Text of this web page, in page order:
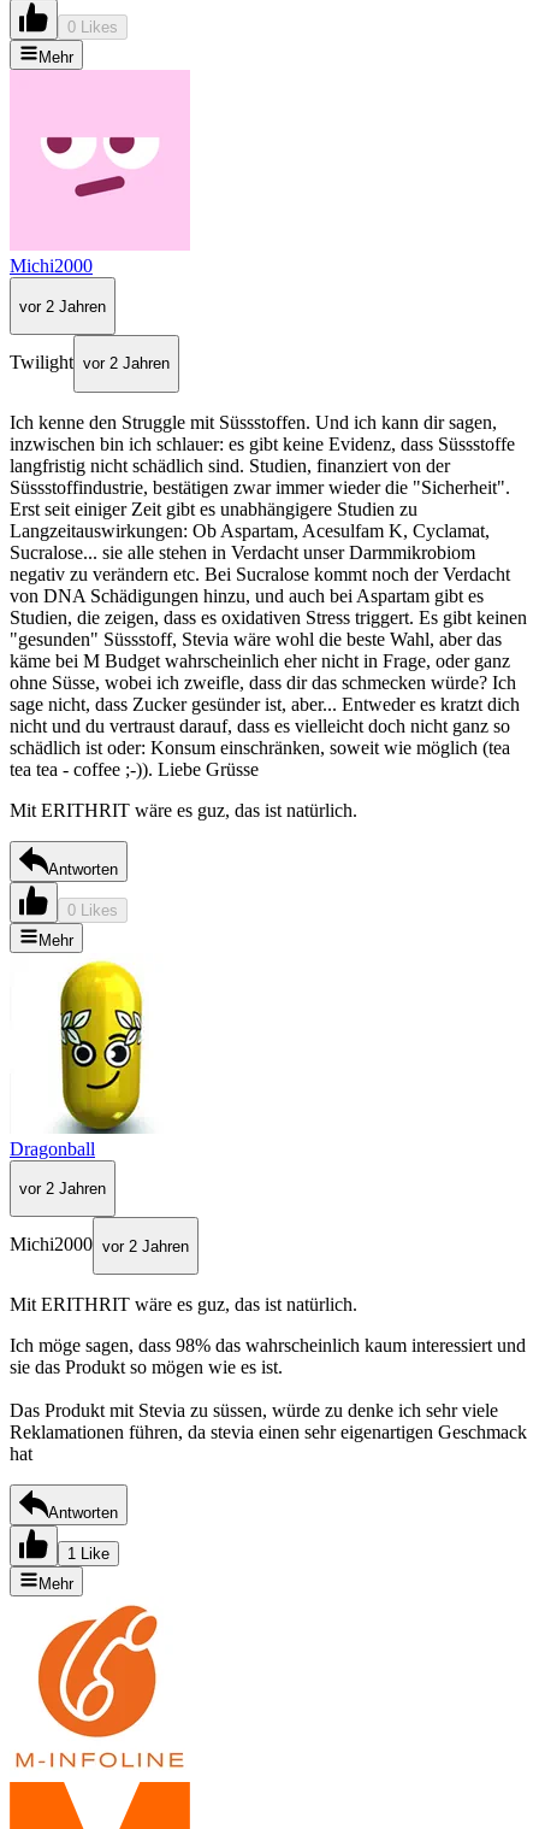
0 Likes
Mehr
Michi2000
vor 2 Jahren
Twilight vor 2 Jahren
Ich kenne den Struggle mit Süssstoffen. Und ich kann dir sagen,
inzwischen bin ich schlauer: es gibt keine Evidenz, dass Süssstoffe
langfristig nicht schädlich sind. Studien, finanziert von der
Süssstoffindustrie, bestätigen zwar immer wieder die "Sicherheit".
Erst seit einiger Zeit gibt es unabhängigere Studien zu
Langzeitauswirkungen: Ob Aspartam, Acesulfam K, Cyclamat,
Sucralose... sie alle stehen in Verdacht unser Darmmikrobiom
negativ zu verändern etc. Bei Sucralose kommt noch der Verdacht
von DNA Schädigungen hinzu, und auch bei Aspartam gibt es
Studien, die zeigen, dass es oxidativen Stress triggert. Es gibt keinen
"gesunden" Süssstoff, Stevia wäre wohl die beste Wahl, aber das
käme bei M Budget wahrscheinlich eher nicht in Frage, oder ganz
ohne Süsse, wobei ich zweifle, dass dir das schmecken würde? Ich
sage nicht, dass Zucker gesünder ist, aber... Entweder es kratzt dich
nicht und du vertraust darauf, dass es vielleicht doch nicht ganz so
schädlich ist oder: Konsum einschränken, soweit wie möglich (tea
tea tea - coffee ;-)). Liebe Grüsse
Mit ERITHRIT wäre es guz, das ist natürlich.
Antworten
0 Likes
Mehr
Dragonball
vor 2 Jahren
Michi2000 vor 2 Jahren
Mit ERITHRIT wäre es guz, das ist natürlich.
Ich möge sagen, dass 98% das wahrscheinlich kaum interessiert und
sie das Produkt so mögen wie es ist.
Das Produkt mit Stevia zu süssen, würde zu denke ich sehr viele
Reklamationen führen, da stevia einen sehr eigenartigen Geschmack
hat
Antworten
1 Like
Mehr